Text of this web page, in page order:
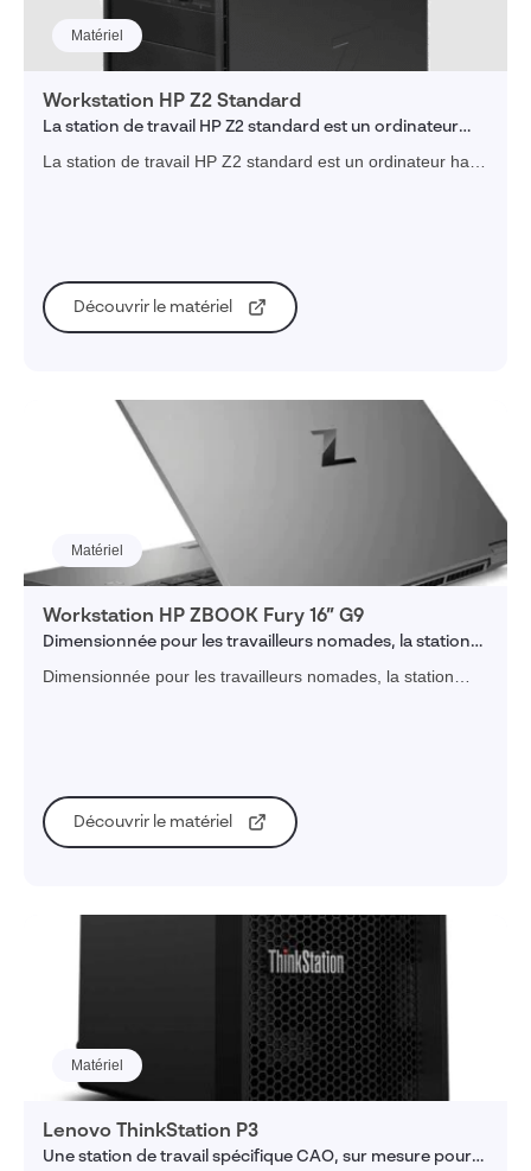
Matériel
Workstation HP Z2 Standard
La station de travail HP Z2 standard est un ordinateur
haut de gamme configuré pour exploiter pleinement les
La station de travail HP Z2 standard est un ordinateur haut
Découvrir le matériel
Matériel
Workstation HP ZBOOK Fury 16’’ G9
Dimensionnée pour les travailleurs nomades, la station
portable HP ZBOOK Fury 16’’ G9 est spécialement
Dimensionnée pour les travailleurs nomades, la station
Découvrir le matériel
Matériel
Lenovo ThinkStation P3
Une station de travail spécifique CAO, sur mesure pour